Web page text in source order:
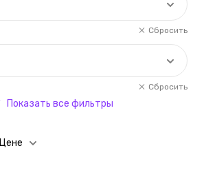
Сбросить
Сбросить
Показать все фильтры
Цене